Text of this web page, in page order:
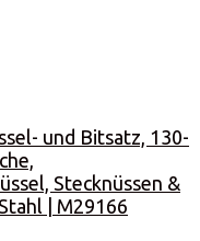
und Bitsatz, 130-
Stecknüssen &
| M29166